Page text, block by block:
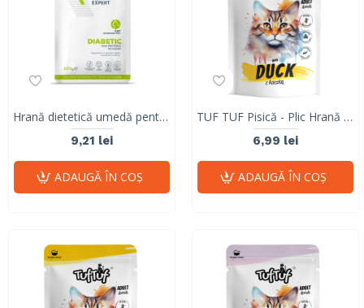
Hrană dietetică umedă pentru pisici adulte, reglarea glicemiei, Diabetic Cat, Vet Expert, 100g
9,21 lei
ADAUGĂ ÎN COŞ
TUF TUF Pisică - Plic Hrană Umedă cu Rață (Fără Cereale) 300g
6,99 lei
ADAUGĂ ÎN COŞ